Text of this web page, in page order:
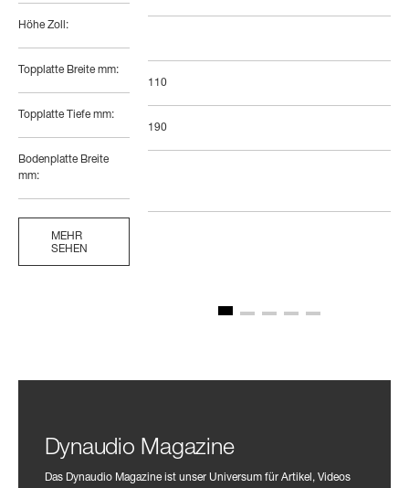
Höhe Zoll:
Topplatte Breite mm:
Topplatte Tiefe mm:
Bodenplatte Breite
mm:
MEHR
SEHEN
110
190
Dynaudio Magazine
Das Dynaudio Magazine ist unser Universum für Artikel, Videos